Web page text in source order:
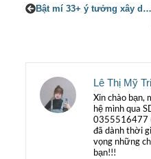
Bật mí 33+ ý tưởng xây dựng Content Tiktok dễ ăn đề xuất, mới nhất 2023
Lê Thị Mỹ
Xin chào bạn,
hệ mình qua
0355516477
đã dành thời
vọng những
bạn!!!